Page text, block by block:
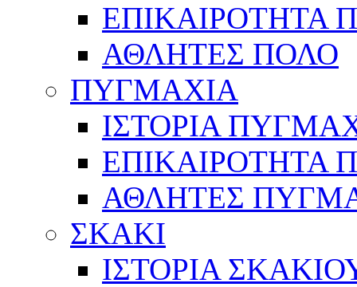
ΕΠΙΚΑΙΡΟΤΗΤΑ
ΑΘΛΗΤΕΣ ΠΟΛΟ
ΠΥΓΜΑΧΙΑ
ΙΣΤΟΡΙΑ
ΕΠΙΚΑΙΡΟΤΗΤΑ
ΑΘΛΗΤΕΣ
ΣΚΑΚΙ
ΙΣΤΟΡΙΑ